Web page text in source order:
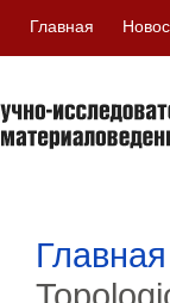
Главная
Главная